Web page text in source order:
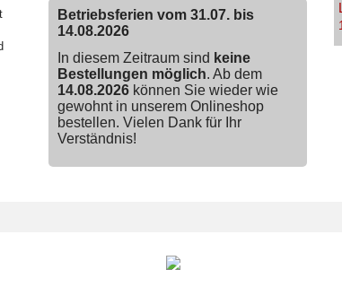
Betriebsferien vom 31.07. bis
14.08.2026
In diesem Zeitraum sind keine
Bestellungen möglich. Ab dem
14.08.2026können Sie wieder wie
gewohnt in unserem Onlineshop
bestellen. Vielen Dank für Ihr
Verständnis!